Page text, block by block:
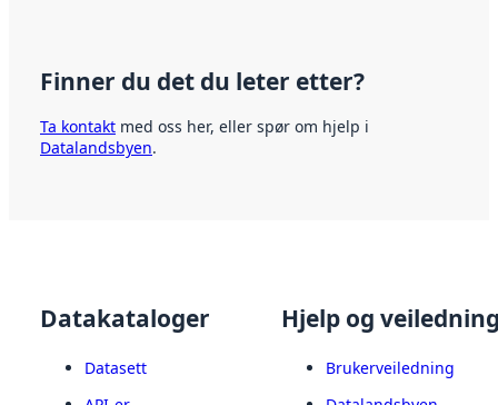
Finner du det du leter etter?
Ta kontakt med oss her, eller spør om hjelp i
Datalandsbyen.
Datakataloger
Datasett
Hjelp og
Brukerveiledning